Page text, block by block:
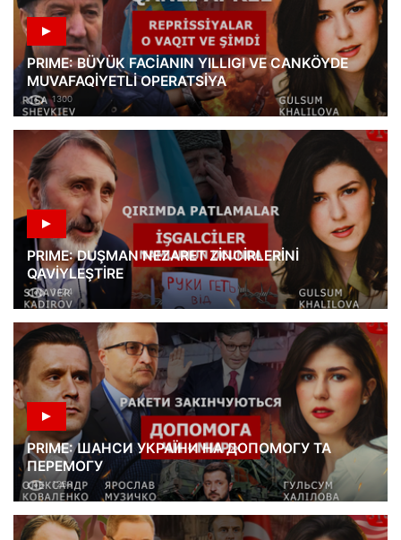
PRIME: BÜYÜK FACİANIN YILLIGI VE CANKÖYDE
MUVAFAQİYETLİ OPERATSİYA
1300
PRIME: DUŞMAN NEZARET ZİNCİRLERİNİ
QAVİYLEŞTİRE
1424
PRIME: ШАНСИ УКРАЇНИ НА ДОПОМОГУ ТА
ПЕРЕМОГУ
1268